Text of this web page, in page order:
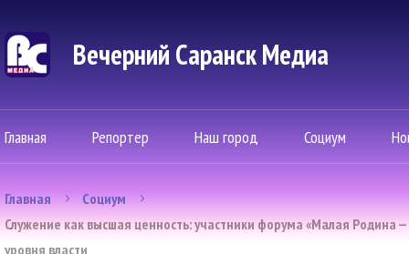
Вечерний Саранск Mедиа
Главная Репортер Наш город Социум
Главная
Социум
Служение как высшая ценность: участники форума «Малая Родина
уровня власти